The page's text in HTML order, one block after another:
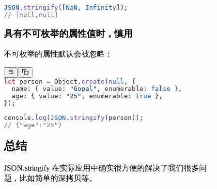
JSON . stringify([ NaN , Infinity ]);
// [null,null]
具有不可枚举的属性值时，慎用
不可枚举的属性默认会被忽略：
let person = Object. create ( null , {
  name: { value:
"Gopal" , enumerable: false },
  age: { value:
"25" , enumerable: true },
});
console. log ( JSON . stringify(person));
// {"age":"25"}
总结
JSON.stringify 在实际应用中确实很方便的解决了我们很多问
题，比如简单的深拷贝等。